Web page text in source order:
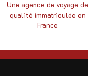
Une agence de voyage de
qualité immatriculée en
France